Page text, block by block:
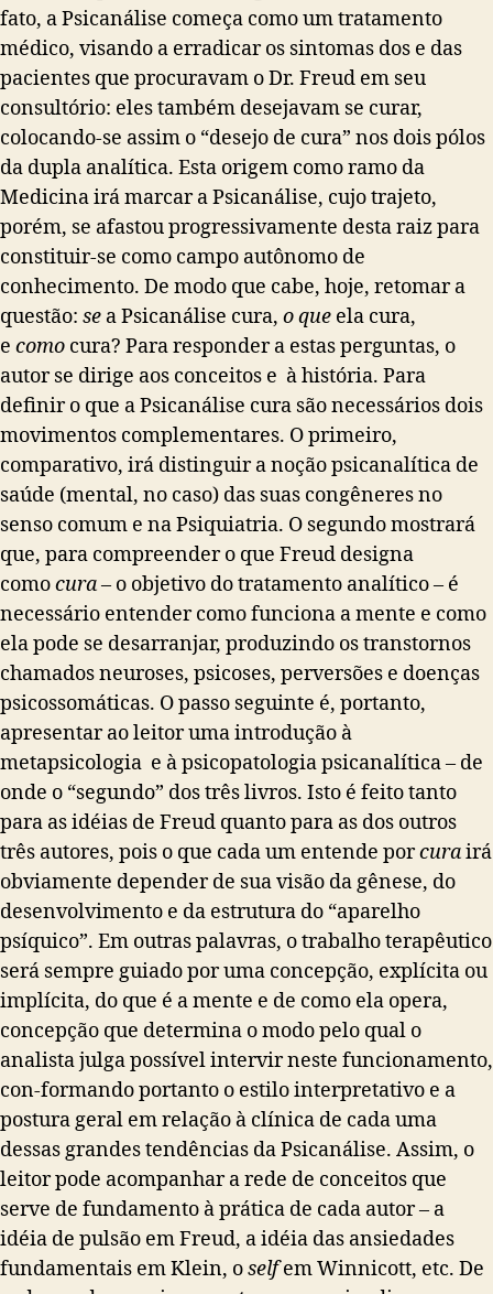
fato, a Psicanálise começa como um tratamento
médico, visando a erradicar os sintomas dos e das
pacientes que procuravam o Dr. Freud em seu
consultório: eles também desejavam se curar,
colocando-se assim o “desejo de cura” nos dois pólos
da dupla analítica. Esta origem como ramo da
Medicina irá marcar a Psicanálise, cujo trajeto,
porém, se afastou progressivamente desta raiz para
constituir-se como campo autônomo de
conhecimento. De modo que cabe, hoje, retomar a
questão: se a Psicanálise cura, o que ela cura,
e como cura? Para responder a estas perguntas, o
autor se dirige aos conceitos e à história. Para
definir o que a Psicanálise cura são necessários dois
movimentos complementares. O primeiro,
comparativo, irá distinguir a noção psicanalítica de
saúde (mental, no caso) das suas congêneres no
senso comum e na Psiquiatria. O segundo mostrará
que, para compreender o que Freud designa
comocura– o objetivo do tratamento analítico – é
necessário entender como funciona a mente e como
ela pode se desarranjar, produzindo os transtornos
chamados neuroses, psicoses, perversões e doenças
psicossomáticas. O passo seguinte é, portanto,
apresentar ao leitor uma introdução à
metapsicologia e à psicopatologia psicanalítica – de
onde o “segundo” dos três livros. Isto é feito tanto
para as idéias de Freud quanto para as dos outros
três autores, pois o que cada um entende porcurairá
obviamente depender de sua visão da gênese, do
desenvolvimento e da estrutura do “aparelho
psíquico”. Em outras palavras, o trabalho terapêutico
será sempre guiado por uma concepção, explícita ou
implícita, do que é a mente e de como ela opera,
concepção que determina o modo pelo qual o
analista julga possível intervir neste funcionamento,
con-formando portanto o estilo interpretativo e a
postura geral em relação à clínica de cada uma
dessas grandes tendências da Psicanálise. Assim, o
leitor pode acompanhar a rede de conceitos que
serve de fundamento à prática de cada autor – a
idéia de pulsão em Freud, a idéia das ansiedades
fundamentais em Klein, oselfem Winnicott, etc. De